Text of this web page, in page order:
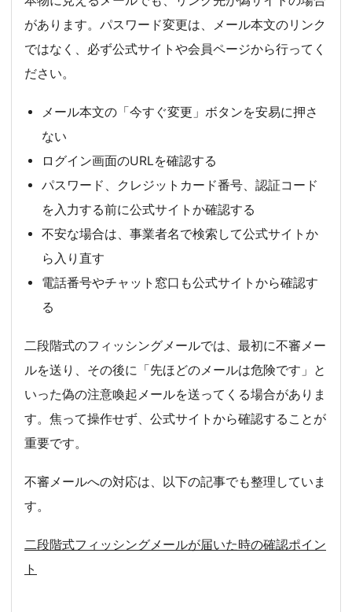
があります。パスワード変更は、メール本文のリンク
ではなく、必ず公式サイトや会員ページから行ってく
ださい。
メール本文の「今すぐ変更」ボタンを安易に押さ
ない
ログイン画面のURLを確認する
パスワード、クレジットカード番号、認証コード
を入力する前に公式サイトか確認する
不安な場合は、事業者名で検索して公式サイトか
ら入り直す
電話番号やチャット窓口も公式サイトから確認す
る
二段階式のフィッシングメールでは、最初に不審メー
ルを送り、その後に「先ほどのメールは危険です」と
いった偽の注意喚起メールを送ってくる場合がありま
す。焦って操作せず、公式サイトから確認することが
重要です。
不審メールへの対応は、以下の記事でも整理していま
す。
二段階式フィッシングメールが届いた時の確認ポイン
ト